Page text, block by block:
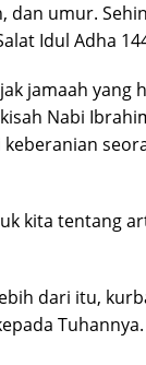
dan umur.
Idul Adha
jamaah
Nabi
kita tentang
dari itu,
Tuhannya.